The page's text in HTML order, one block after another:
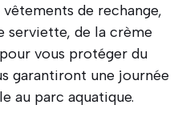
de rechange,
serviette, de la crème
vous protéger du
garantiront une journée
au parc aquatique.